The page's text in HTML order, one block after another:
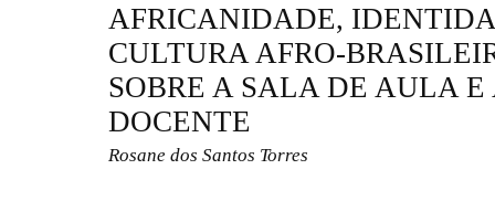
AFRICANIDADE,
CULTURA AFRO-
SOBRE A SALA DE AULA E
DOCENTE
Rosane dos Santos Torres